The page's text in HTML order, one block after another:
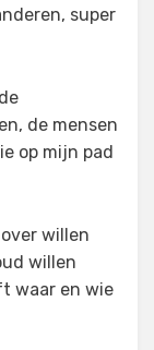
super
de mensen
op mijn pad
willen
willen
waar en wie